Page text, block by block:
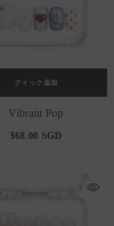
クイック追加
Vibrant Pop
$68.00 SGD